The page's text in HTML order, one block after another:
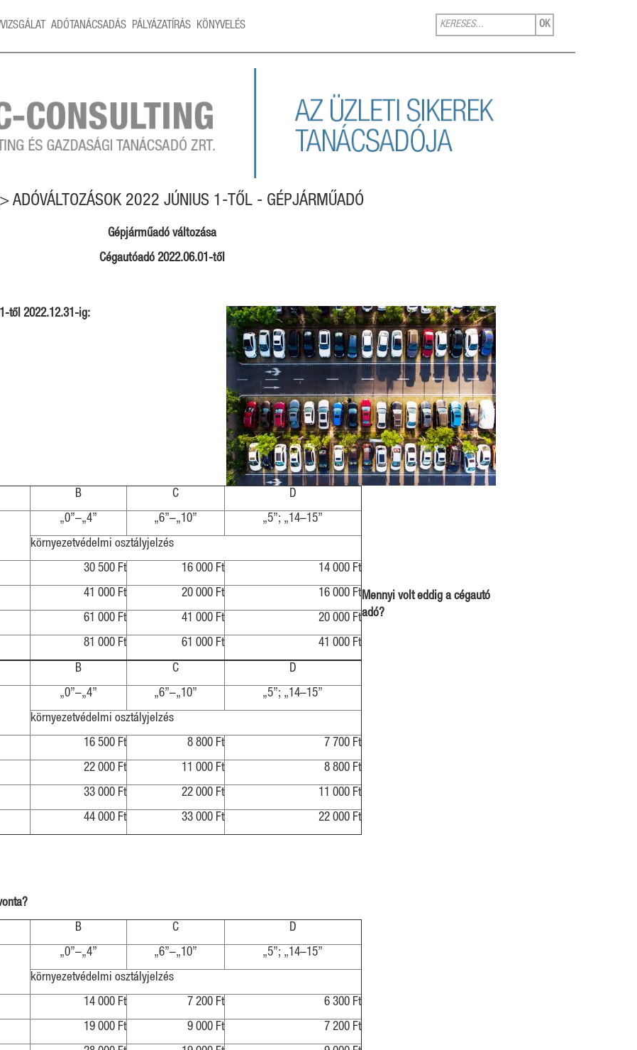
ADÓTANÁCSADÁS PÁLYÁZATÍRÁS KÖNYVELÉS OK
ADÓVÁLTOZÁSOK 2022 JÚNIUS 1-TŐL - GÉPJÁRMŰADÓ
Gépjárműadó változása
Cégautóadó 2022.06.01-től
től 2022.12.31-ig:
B C D
„0”–„4” „6”–„10” „5”; „14–15”
környezetvédelmi osztályjelzés
30 500 Ft 16 000 Ft 14 000 Ft
41 000 Ft 20 000 Ft 16 000 Ft
61 000 Ft 41 000 Ft 20 000 Ft
81 000 Ft 61 000 Ft 41 000 Ft
Mennyi volt eddig a cégautó
adó?
B C D
„0”–„4” „6”–„10” „5”; „14–15”
környezetvédelmi osztályjelzés
16 500 Ft 8 800 Ft 7 700 Ft
22 000 Ft 11 000 Ft 8 800 Ft
33 000 Ft 22 000 Ft 11 000 Ft
44 000 Ft 33 000 Ft 22 000 Ft
B C D
„0”–„4” „6”–„10” „5”; „14–15”
környezetvédelmi osztályjelzés
14 000 Ft 7 200 Ft 6 300 Ft
19 000 Ft 9 000 Ft 7 200 Ft